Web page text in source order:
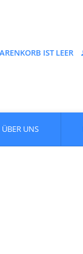
IST LEER
ÜBER UNS